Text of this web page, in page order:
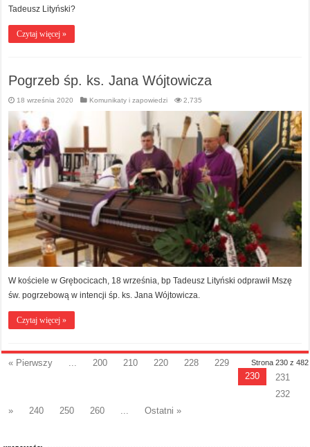
Tadeusz Lityński?
Czytaj więcej »
Pogrzeb śp. ks. Jana Wójtowicza
18 września 2020 Komunikaty i zapowiedzi 2,735
W kościele w Grębocicach, 18 września, bp Tadeusz Lityński odprawił Mszę
św. pogrzebową w intencji śp. ks. Jana Wójtowicza.
Czytaj więcej »
Strona 230 z 482
« Pierwszy ... 200 210 220 228
229
230
231
232
»
240 250 260 ... Ostatni »